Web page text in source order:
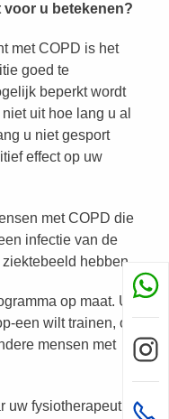
u betekenen?
met COPD is het
goed te
beperkt wordt
uit hoe lang u al
u niet gesport
effect op uw
met COPD die
infectie van de
hebben.
op maat. U
een wilt trainen, of
mensen met
fysiotherapeut u